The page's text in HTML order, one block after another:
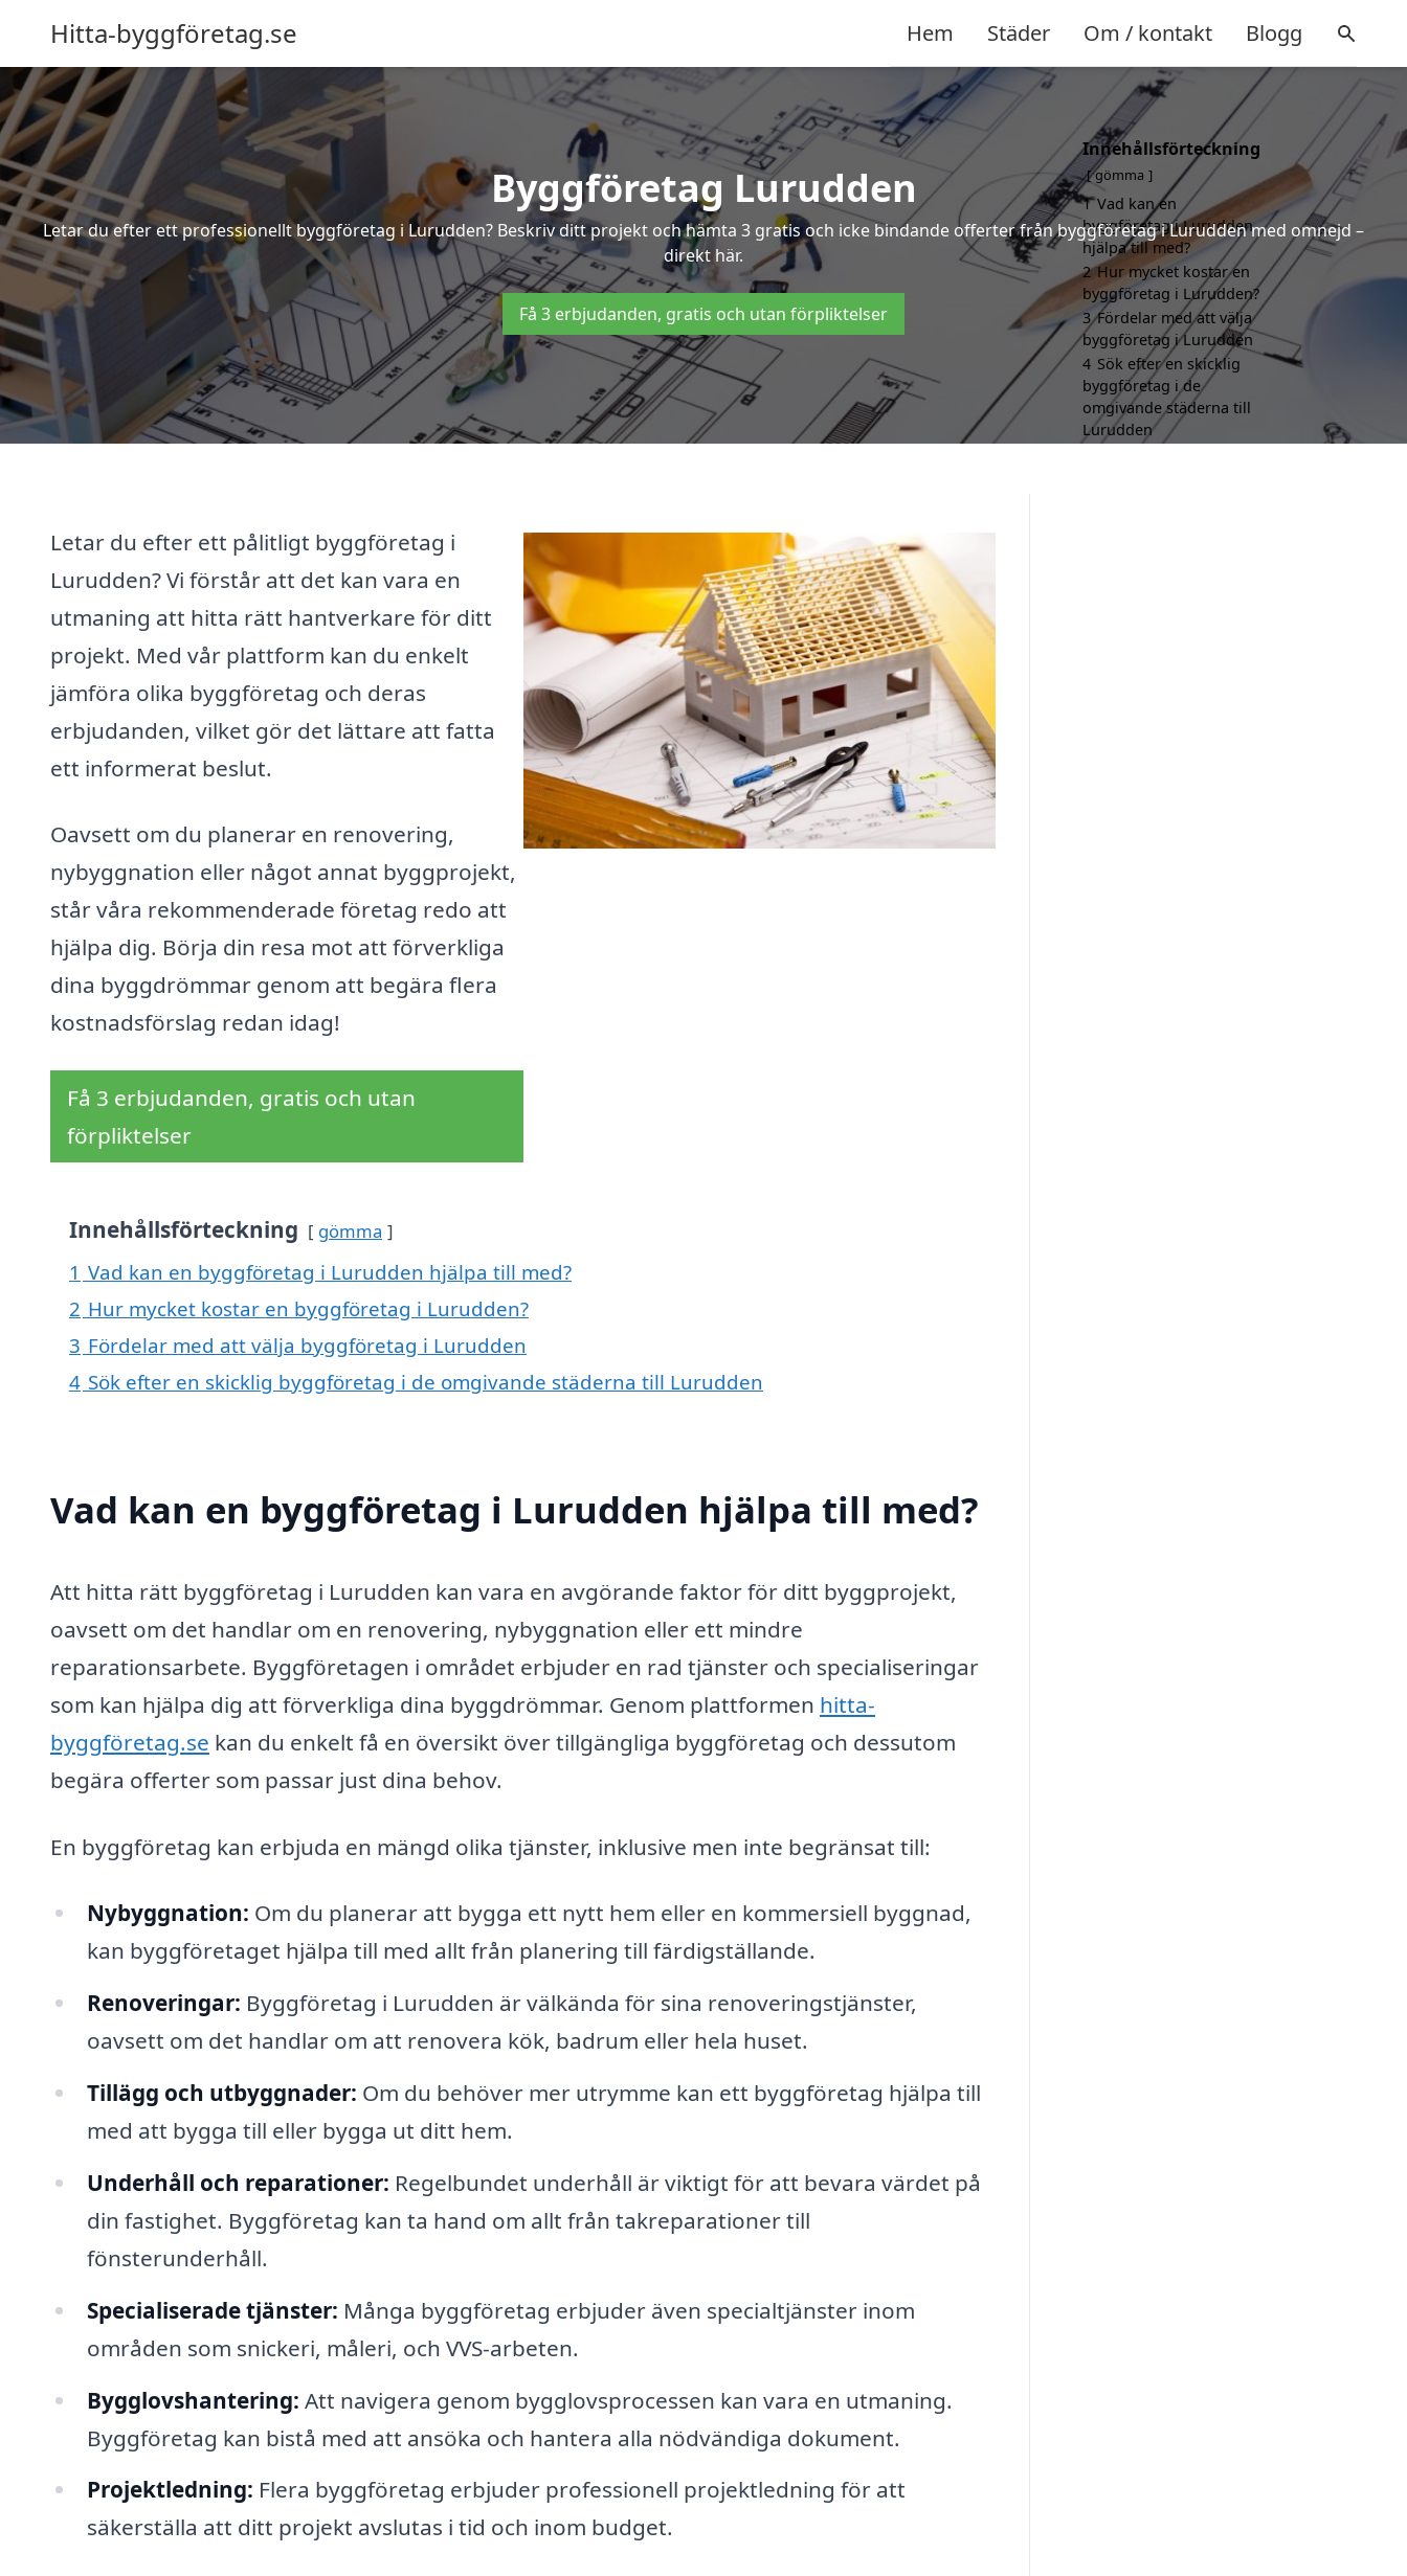
Hitta-byggföretag.se Hem Städer Om / kontakt Blogg
Byggföretag Lurudden
Letar du efter ett professionellt byggföretag i Lurudden? Beskriv ditt projekt och hämta 3 gratis och icke bindande offerter från byggföretag i Lurudden med omnejd –
direkt här.
Få 3 erbjudanden, gratis och utan förpliktelser
Letar du efter ett pålitligt byggföretag i
Lurudden? Vi förstår att det kan vara en
utmaning att hitta rätt hantverkare för ditt
projekt. Med vår plattform kan du enkelt
jämföra olika byggföretag och deras
erbjudanden, vilket gör det lättare att fatta
ett informerat beslut.
Oavsett om du planerar en renovering,
nybyggnation eller något annat byggprojekt,
står våra rekommenderade företag redo att
hjälpa dig. Börja din resa mot att förverkliga
dina byggdrömmar genom att begära flera
kostnadsförslag redan idag!
Få 3 erbjudanden, gratis och utan
förpliktelser
Innehållsförteckning gömma
1 Vad kan en byggföretag i Lurudden hjälpa till med?
2 Hur mycket kostar en byggföretag i Lurudden?
3 Fördelar med att välja byggföretag i Lurudden
4 Sök efter en skicklig byggföretag i de omgivande städerna till Lurudden
Vad kan en byggföretag i Lurudden hjälpa till med?
Att hitta rätt byggföretag i Lurudden kan vara en avgörande faktor för ditt byggprojekt,
oavsett om det handlar om en renovering, nybyggnation eller ett mindre
reparationsarbete. Byggföretagen i området erbjuder en rad tjänster och specialiseringar
som kan hjälpa dig att förverkliga dina byggdrömmar. Genom plattformen hitta-
byggföretag.se kan du enkelt få en översikt över tillgängliga byggföretag och dessutom
begära offerter som passar just dina behov.
En byggföretag kan erbjuda en mängd olika tjänster, inklusive men inte begränsat till:
Nybyggnation: Om du planerar att bygga ett nytt hem eller en kommersiell byggnad,
kan byggföretaget hjälpa till med allt från planering till färdigställande.
Renoveringar: Byggföretag i Lurudden är välkända för sina renoveringstjänster,
oavsett om det handlar om att renovera kök, badrum eller hela huset.
Tillägg och utbyggnader: Om du behöver mer utrymme kan ett byggföretag hjälpa till
med att bygga till eller bygga ut ditt hem.
Underhåll och reparationer: Regelbundet underhåll är viktigt för att bevara värdet på
din fastighet. Byggföretag kan ta hand om allt från takreparationer till
fönsterunderhåll.
Specialiserade tjänster: Många byggföretag erbjuder även specialtjänster inom
områden som snickeri, måleri, och VVS-arbeten.
Bygglovshantering: Att navigera genom bygglovsprocessen kan vara en utmaning.
Byggföretag kan bistå med att ansöka och hantera alla nödvändiga dokument.
Projektledning: Flera byggföretag erbjuder professionell projektledning för att
säkerställa att ditt projekt avslutas i tid och inom budget.
Innehållsförteckning
gömma
1 Vad kan en
byggföretag i Lurudden
hjälpa till med?
2 Hur mycket kostar en
byggföretag i Lurudden?
3 Fördelar med att välja
byggföretag i Lurudden
4 Sök efter en skicklig
byggföretag i de
omgivande städerna till
Lurudden